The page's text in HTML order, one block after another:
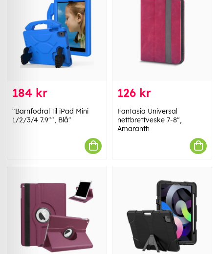
184 kr
"Barnfodral til iPad Mini
1/2/3/4 7.9"", Blå"
126 kr
Fantasia Universal
nettbrettveske 7-8",
Amaranth